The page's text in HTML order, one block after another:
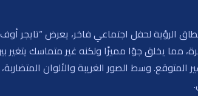
الرؤية لحفل اجتماعي فاخر، يعرض “تايجر
مما يخلق جوًا مميزًا ولكنه غير متماسك